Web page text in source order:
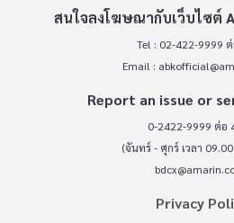
สนใจลงโฆษณากับเว็บไซต์
Tel : 02-422-9999
Email :
Report an issue or
0-2422-9999 ต่อ
(จันทร์ - ศุกร์ เวลา
Privacy